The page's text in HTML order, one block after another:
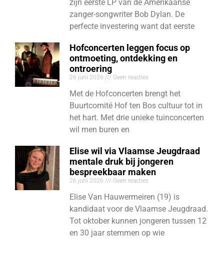
zijn eerste LP van de Amerikaanse
zanger-songwriter Bob Dylan. De
perfecte investering want dat eerste
Hofconcerten leggen focus op
ontmoeting, ontdekking en
ontroering
26 juni 2026 Geen reacties
Met de Hofconcerten brengt het
Buurtcomité Hof ten Bos cultuur tot in
het hart. Met drie unieke tuinconcerten
wil men buren en
Elise wil via Vlaamse Jeugdraad
mentale druk bij jongeren
bespreekbaar maken
26 juni 2026 Geen reacties
Elise Van Hauwermeiren (19) is
kandidaat voor de Vlaamse Jeugdraad.
Tot oktober kunnen jongeren tussen 12
en 30 jaar stemmen op wie